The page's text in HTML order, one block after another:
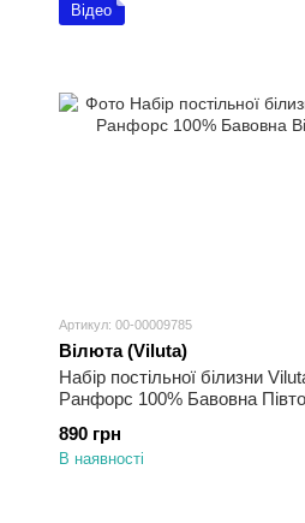
Відео
Артикул: 00-00009785
Вілюта (Viluta)
Набір постільної білизни
Ранфорс 100% Бавовна
890 грн
В наявності